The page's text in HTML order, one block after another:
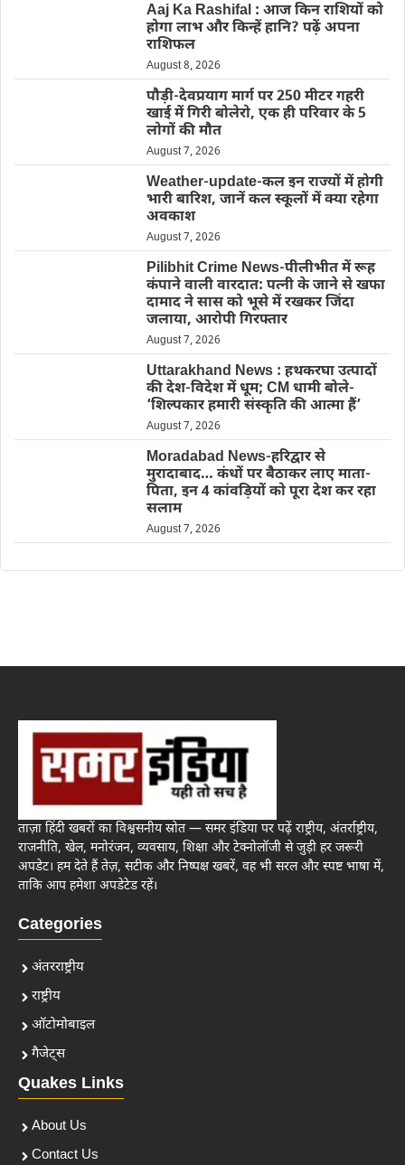
Aaj Ka Rashifal : आज किन राशियों को
होगा लाभ और किन्हें हानि? पढ़ें अपना
राशिफल
August 8, 2026
पौड़ी-देवप्रयाग मार्ग पर 250 मीटर गहरी
खाई में गिरी बोलेरो, एक ही परिवार के 5
लोगों की मौत
August 7, 2026
Weather-update-कल इन राज्यों में होगी
भारी बारिश, जानें कल स्कूलों में क्या रहेगा
अवकाश
August 7, 2026
Pilibhit Crime News-पीलीभीत में रूह
कंपाने वाली वारदात: पत्नी के जाने से खफा
दामाद ने सास को भूसे में रखकर जिंदा
जलाया, आरोपी गिरफ्तार
August 7, 2026
Uttarakhand News : हथकरघा उत्पादों
की देश-विदेश में धूम; CM धामी बोले-
‘शिल्पकार हमारी संस्कृति की आत्मा हैं’
August 7, 2026
Moradabad News-हरिद्वार से
मुरादाबाद… कंधों पर बैठाकर लाए माता-
पिता, इन 4 कांवड़ियों को पूरा देश कर रहा
सलाम
August 7, 2026
ताज़ा हिंदी खबरों का विश्वसनीय स्रोत — समर इंडिया पर पढ़ें राष्ट्रीय, अंतर्राष्ट्रीय,
राजनीति, खेल, मनोरंजन, व्यवसाय, शिक्षा और टेक्नोलॉजी से जुड़ी हर जरूरी
अपडेट। हम देते हैं तेज़, सटीक और निष्पक्ष खबरें, वह भी सरल और स्पष्ट भाषा में,
ताकि आप हमेशा अपडेटेड रहें।
Categories
अंतरराष्ट्रीय
राष्ट्रीय
ऑटोमोबाइल
गैजेट्स
Quakes Links
About Us
Contact Us